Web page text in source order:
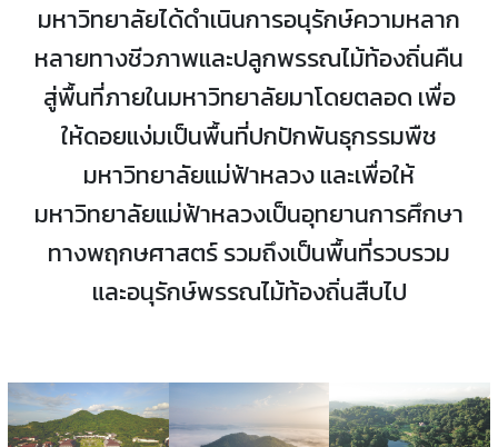
มหาวิทยาลัยได้ดำเนินการอนุรักษ์ความหลาก
หลายทางชีวภาพและปลูกพรรณไม้ท้องถิ่นคืน
สู่พื้นที่ภายในมหาวิทยาลัยมาโดยตลอด เพื่อ
ให้ดอยแง่มเป็นพื้นที่ปกปักพันธุกรรมพืช
มหาวิทยาลัยแม่ฟ้าหลวง และเพื่อให้
มหาวิทยาลัยแม่ฟ้าหลวงเป็นอุทยานการศึกษา
ทางพฤกษศาสตร์ รวมถึงเป็นพื้นที่รวบรวม
และอนุรักษ์พรรณไม้ท้องถิ่นสืบไป